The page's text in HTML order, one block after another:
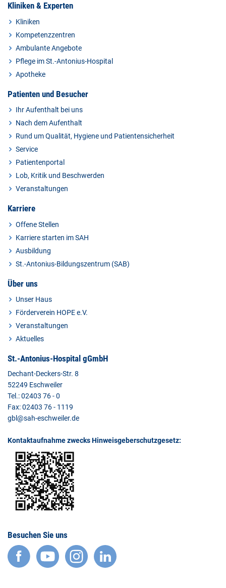
Kliniken & Experten
Kliniken
Kompetenzzentren
Ambulante Angebote
Pflege im St.-Antonius-Hospital
Apotheke
Patienten und Besucher
Ihr Aufenthalt bei uns
Nach dem Aufenthalt
Rund um Qualität, Hygiene und Patientensicherheit
Service
Patientenportal
Lob, Kritik und Beschwerden
Veranstaltungen
Karriere
Offene Stellen
Karriere starten im SAH
Ausbildung
St.-Antonius-Bildungszentrum (SAB)
Über uns
Unser Haus
Förderverein HOPE e.V.
Veranstaltungen
Aktuelles
St.-Antonius-Hospital gGmbH
Dechant-Deckers-Str. 8
52249 Eschweiler
Tel.: 02403 76 - 0
Fax: 02403 76 - 1119
gbl@sah-eschweiler.de
Kontaktaufnahme zwecks Hinweisgeberschutzgesetz:
Besuchen Sie uns
facebook
YouTube
Instagram